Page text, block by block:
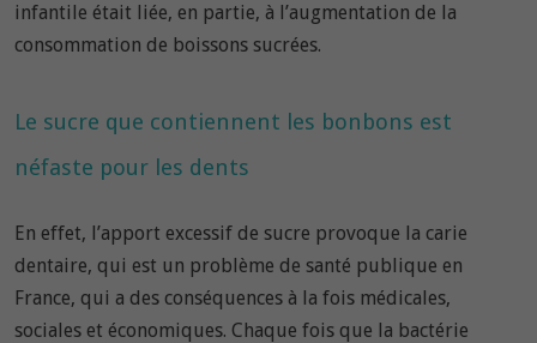
infantile était liée, en partie, à l’augmentation de la
consommation de boissons sucrées.
Le sucre que contiennent les bonbons est
néfaste pour les dents
En effet, l’apport excessif de sucre provoque la carie
dentaire, qui est un problème de santé publique en
France, qui a des conséquences à la fois médicales,
sociales et économiques. Chaque fois que la bactérie